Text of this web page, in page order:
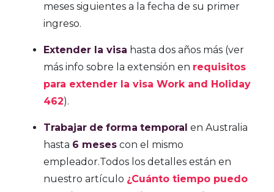
meses siguientes a la fecha de su primer
ingreso.
Extender la visa hasta dos años más (ver
más info sobre la extensión en requisitos
para extender la visa Work and Holiday
462).
Trabajar de forma temporal en Australia
hasta 6 meses con el mismo
empleador.Todos los detalles están en
nuestro artículo ¿Cuánto tiempo puedo